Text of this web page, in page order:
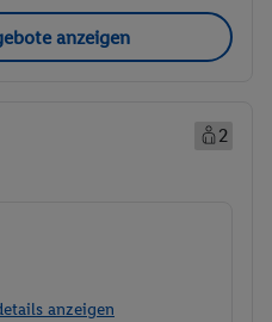
anzeigen
2
anzeigen